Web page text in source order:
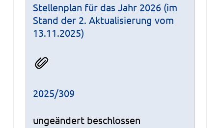
Stellenplan für das Jahr 2026 (im
Stand der 2. Aktualisierung vom
13.11.2025)
2025/309
ungeändert beschlossen